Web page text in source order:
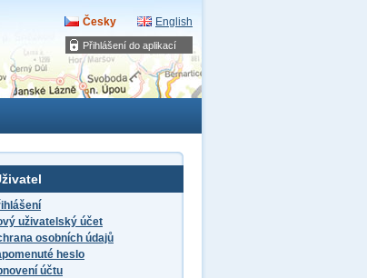
Přihlášení do aplikací
Česky English
uživatelský účet
osobních údajů
heslo
účtu